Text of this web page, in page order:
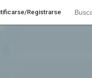
Registrarse